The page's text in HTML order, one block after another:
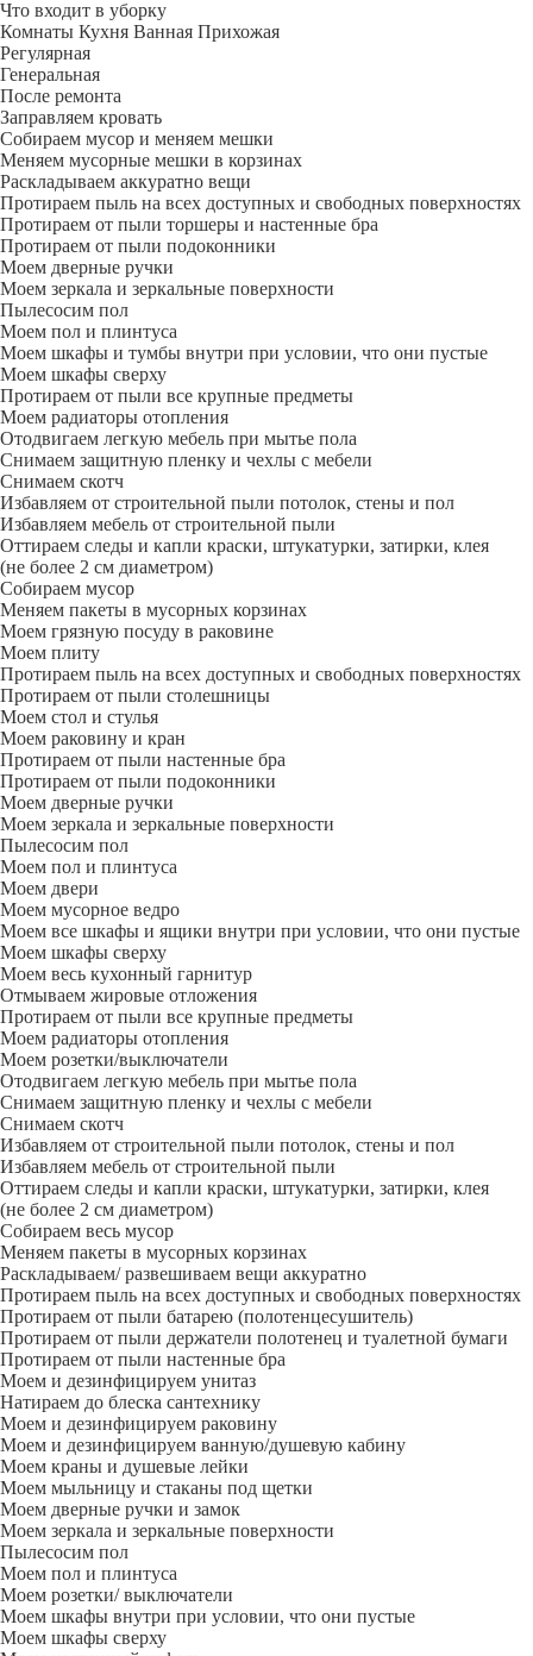
Что входит в уборку
Регу­лярная
Гене­ральная
После ремонта
Заправляем кровать
Собираем мусор и меняем мешки
Меняем мусорные мешки в корзинах
Раскладываем аккуратно вещи
Протираем пыль на всех доступных и свободных поверхностях
Протираем от пыли торшеры и настенные бра
Протираем от пыли подоконники
Моем дверные ручки
Моем зеркала и зеркальные поверхности
Пылесосим пол
Моем пол и плинтуса
Моем шкафы и тумбы внутри при условии, что они пустые
Моем шкафы сверху
Протираем от пыли все крупные предметы
Моем радиаторы отопления
Отодвигаем легкую мебель при мытье пола
Снимаем защитную пленку и чехлы с мебели
Снимаем скотч
Избавляем от строительной пыли потолок, стены и пол
Избавляем мебель от строительной пыли
Оттираем следы и капли краски, штукатурки, затирки, клея
(не более 2 см диаметром)
Собираем мусор
Меняем пакеты в мусорных корзинах
Моем грязную посуду в раковине
Моем плиту
Протираем пыль на всех доступных и свободных поверхностях
Протираем от пыли столешницы
Моем стол и стулья
Моем раковину и кран
Протираем от пыли настенные бра
Протираем от пыли подоконники
Моем дверные ручки
Моем зеркала и зеркальные поверхности
Пылесосим пол
Моем пол и плинтуса
Моем двери
Моем мусорное ведро
Моем все шкафы и ящики внутри при условии, что они пустые
Моем шкафы сверху
Моем весь кухонный гарнитур
Отмываем жировые отложения
Протираем от пыли все крупные предметы
Моем радиаторы отопления
Моем розетки/выключатели
Отодвигаем легкую мебель при мытье пола
Снимаем защитную пленку и чехлы с мебели
Снимаем скотч
Избавляем от строительной пыли потолок, стены и пол
Избавляем мебель от строительной пыли
Оттираем следы и капли краски, штукатурки, затирки, клея
(не более 2 см диаметром)
Собираем весь мусор
Меняем пакеты в мусорных корзинах
Раскладываем/ развешиваем вещи аккуратно
Протираем пыль на всех доступных и свободных поверхностях
Протираем от пыли батарею (полотенцесушитель)
Протираем от пыли держатели полотенец и туалетной бумаги
Протираем от пыли настенные бра
Моем и дезинфицируем унитаз
Натираем до блеска сантехнику
Моем и дезинфицируем раковину
Моем и дезинфицируем ванную/душевую кабину
Моем краны и душевые лейки
Моем мыльницу и стаканы под щетки
Моем дверные ручки и замок
Моем зеркала и зеркальные поверхности
Пылесосим пол
Моем пол и плинтуса
Моем розетки/ выключатели
Моем шкафы внутри при условии, что они пустые
Моем шкафы сверху